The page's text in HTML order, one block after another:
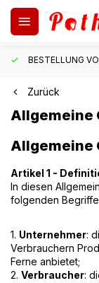
BESTELLUNG
Zurück
Allgemeine
Allgemeine
Artikel 1 -
In diesen
folgenden
1. Unternehmer:
Verbrauchern
Ferne anbietet;
2. Verbraucher: